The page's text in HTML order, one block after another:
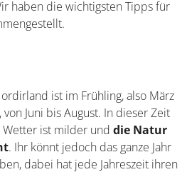
habt auf einen
bisschen Vorbereitung steht
Giant’s Causeway
Wir haben die wichtigsten
zusammengestellt.